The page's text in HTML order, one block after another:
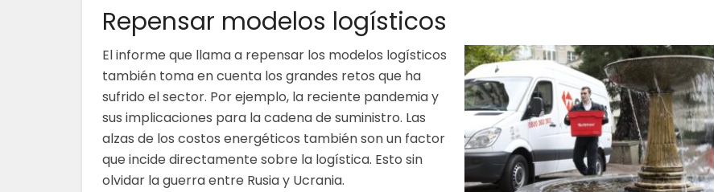
Repensar modelos logísticos
El informe que llama a repensar los modelos logísticos
también toma en cuenta los grandes retos que ha
sufrido el sector. Por ejemplo, la reciente pandemia y
sus implicaciones para la cadena de suministro. Las
alzas de los costos energéticos también son un factor
que incide directamente sobre la logística. Esto sin
olvidar la guerra entre Rusia y Ucrania.